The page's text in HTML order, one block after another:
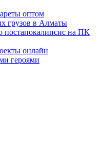
оптом
грузов в Алматы
постапокалипсис на ПК
онлайн
героями